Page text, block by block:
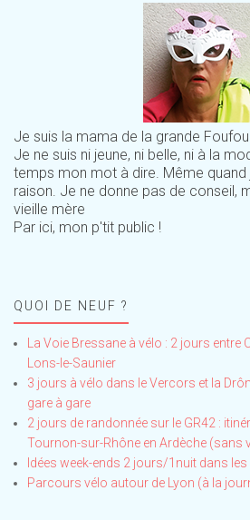
Je suis la mama de la grande
Je ne suis ni jeune, ni belle, ni à la
temps mon mot à dire. Même quand
raison. Je ne donne pas de conseil,
vieille mère
Par ici, mon p'tit public !
QUOI DE NEUF ?
La Voie Bressane à vélo : 2 jours entre
Lons-le-Saunier
3 jours à vélo dans le Vercors et la
gare à gare
2 jours de randonnée sur le GR42 :
Tournon-sur-Rhône en Ardèche (sans
Idées week-ends 2 jours/1nuit dans les
Parcours vélo autour de Lyon (à la